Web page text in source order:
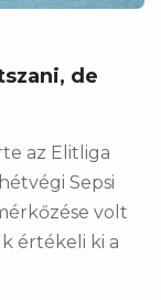
de
az Elitliga
Sepsi
volt
értékeli ki a